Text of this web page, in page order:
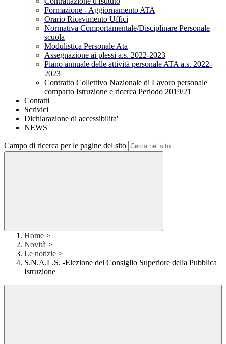
Formazione - Aggiornamento ATA
Orario Ricevimento Uffici
Normativa Comportamentale/Disciplinare Personale
scuola
Modulistica Personale Ata
Assegnazione ai plessi a.s. 2022-2023
Piano annuale delle attività personale ATA a.s. 2022-
2023
Contratto Collettivo Nazionale di Lavoro personale
comparto Istruzione e ricerca Periodo 2019/21
Contatti
Scrivici
Dichiarazione di accessibilita'
NEWS
Campo di ricerca per le pagine del sito
Home >
Novità >
Le notizie >
S.N.A.L.S. -Elezione del Consiglio Superiore della Pubblica
Istruzione